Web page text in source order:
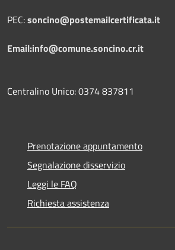
PEC:soncino@postemailcertificata.it
Email:info@comune.soncino.cr.it
Centralino Unico: 0374 837811
Prenotazione appuntamento
Segnalazione disservizio
Leggi le FAQ
Richiesta assistenza